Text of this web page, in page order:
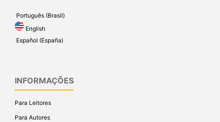
Português (Brasil)
English
Español (España)
INFORMAÇÕES
Para Leitores
Para Autores